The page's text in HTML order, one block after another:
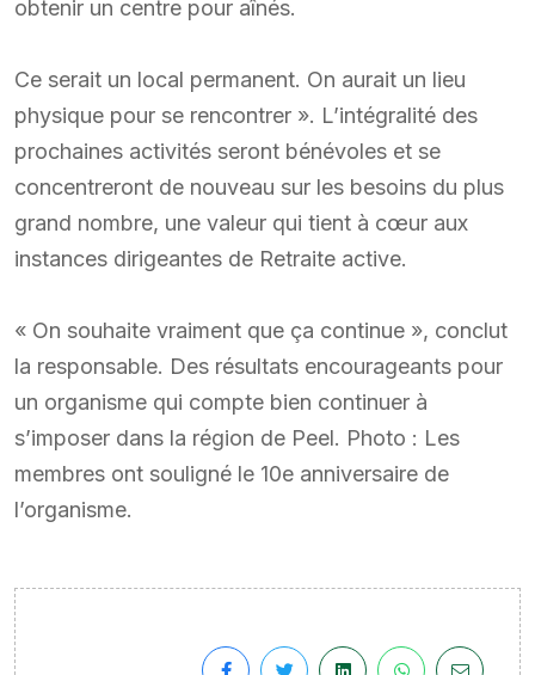
obtenir un centre pour aînés.
Ce serait un local permanent. On aurait un lieu
physique pour se rencontrer ». L’intégralité des
prochaines activités seront bénévoles et se
concentreront de nouveau sur les besoins du plus
grand nombre, une valeur qui tient à cœur aux
instances dirigeantes de Retraite active.
« On souhaite vraiment que ça continue », conclut
la responsable. Des résultats encourageants pour
un organisme qui compte bien continuer à
s’imposer dans la région de Peel. Photo : Les
membres ont souligné le 10e anniversaire de
l’organisme.